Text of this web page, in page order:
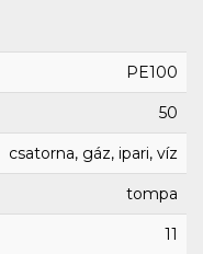
PE100
50
csatorna, gáz, ipari, víz
tompa
11